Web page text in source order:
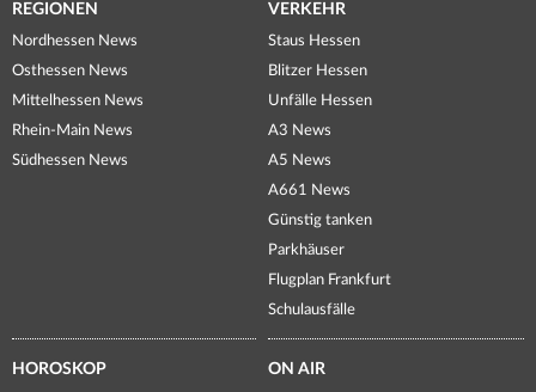
REGIONEN
Nordhessen News
Osthessen News
Mittelhessen News
Rhein-Main News
Südhessen News
VERKEHR
Staus Hessen
Blitzer Hessen
Unfälle Hessen
A3 News
A5 News
A661 News
Günstig tanken
Parkhäuser
Flugplan Frankfurt
Schulausfälle
HOROSKOP ON AIR